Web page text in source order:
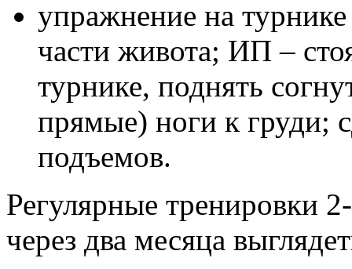
упражнение на
части живота; ИП –
турнике, поднять
прямые) ноги к груди;
подъемов.
Регулярные тренировки
через два месяца